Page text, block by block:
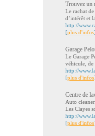
Trouvez un
Le rachat
d’intérêt et
http://
[plus d'infos]
Garage
Le Garage
véhicule, de
http://
[plus d'infos]
Centre de
Auto
Les Clayes
http://
[plus d'infos]